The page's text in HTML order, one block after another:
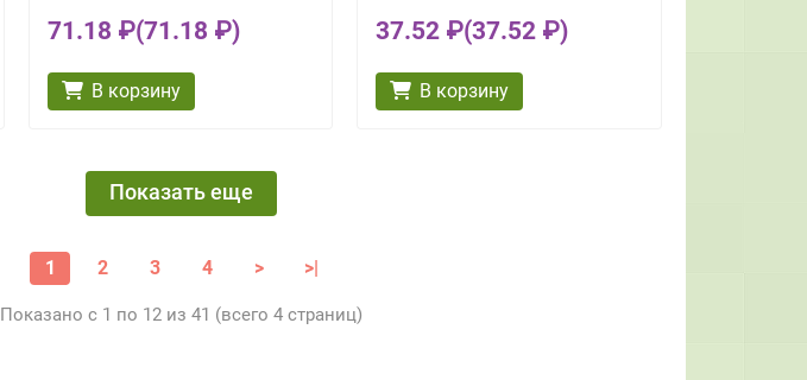
71.18 ₽(71.18 ₽)
В корзину
37.52 ₽(37.52 ₽)
В корзину
Показать еще
1 2 3 4 > >|
Показано с 1 по 12 из 41 (всего 4 страниц)